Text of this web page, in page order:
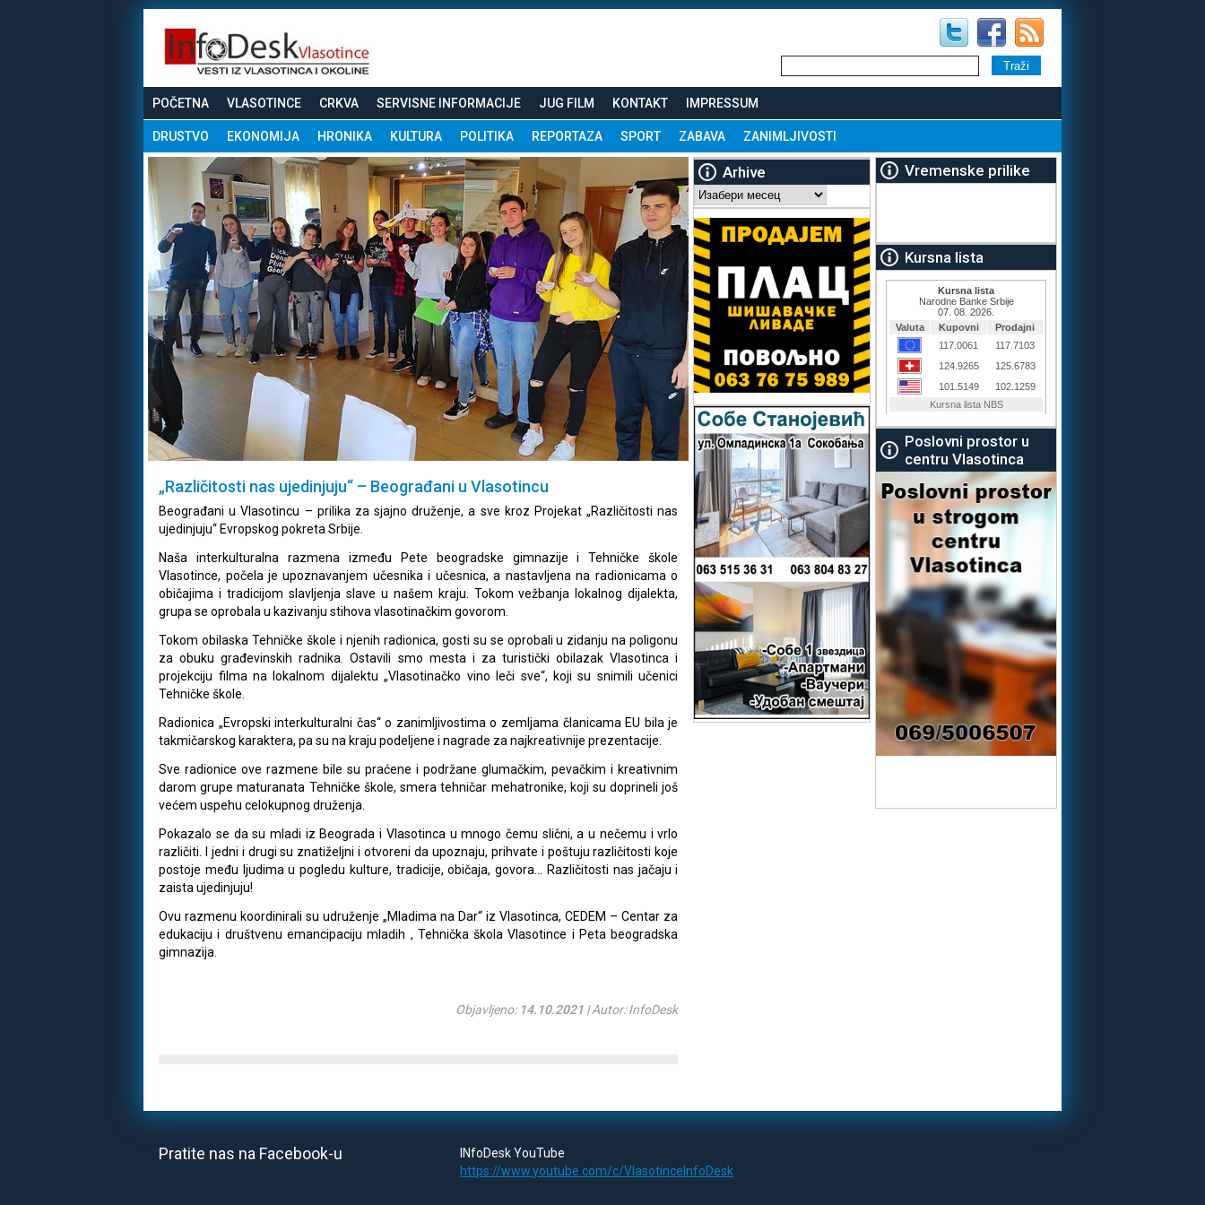
POČETNA VLASOTINCE CRKVA SERVISNE INFORMACIJE JUG FILM KONTAKT IMPRESSUM
DRUSTVO EKONOMIJA HRONIKA KULTURA POLITIKA REPORTAZA SPORT ZABAVA ZANIMLJIVOSTI
„Različitosti nas ujedinjuju“ – Beograđani u Vlasotincu
Beograđani u Vlasotincu – prilika za sjajno druženje, a sve kroz Projekat „Različitosti nas
ujedinjuju“ Evropskog pokreta Srbije.
Naša interkulturalna razmena između Pete beogradske gimnazije i Tehničke škole
Vlasotince, počela je upoznavanjem učesnika i učesnica, a nastavljena na radionicama o
običajima i tradicijom slavljenja slave u našem kraju. Tokom vežbanja lokalnog dijalekta,
grupa se oprobala u kazivanju stihova vlasotinačkim govorom.
Tokom obilaska Tehničke škole i njenih radionica, gosti su se oprobali u zidanju na poligonu
za obuku građevinskih radnika. Ostavili smo mesta i za turistički obilazak Vlasotinca i
projekciju filma na lokalnom dijalektu „Vlasotinačko vino leči sve“, koji su snimili učenici
Tehničke škole.
Radionica „Evropski interkulturalni čas“ o zanimljivostima o zemljama članicama EU bila je
takmičarskog karaktera, pa su na kraju podeljene i nagrade za najkreativnije prezentacije.
Sve radionice ove razmene bile su praćene i podržane glumačkim, pevačkim i kreativnim
darom grupe maturanata Tehničke škole, smera tehničar mehatronike, koji su doprineli još
većem uspehu celokupnog druženja.
Pokazalo se da su mladi iz Beograda i Vlasotinca u mnogo čemu slični, a u nečemu i vrlo
različiti. I jedni i drugi su znatiželjni i otvoreni da upoznaju, prihvate i poštuju različitosti koje
postoje među ljudima u pogledu kulture, tradicije, običaja, govora… Različitosti nas jačaju i
zaista ujedinjuju!
Ovu razmenu koordinirali su udruženje „Mladima na Dar“ iz Vlasotinca, CEDEM – Centar za
edukaciju i društvenu emancipaciju mladih , Tehnička škola Vlasotince i Peta beogradska
gimnazija.
Objavljeno: 14.10.2021 | Autor: InfoDesk
Arhive
Arhive
Vremenske prilike
Kursna lista
Poslovni prostor u
centru Vlasotinca
Pratite nas na Facebook-u
INfoDesk YouTube
https://www.youtube.com/c/VlasotinceInfoDesk